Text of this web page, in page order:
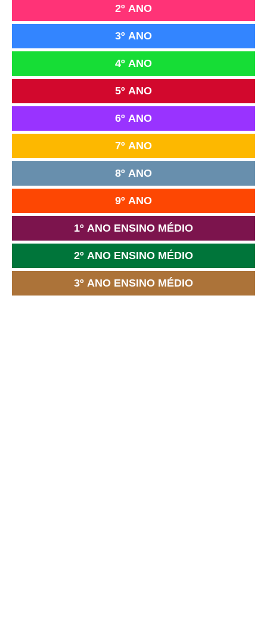
2º ANO
3º ANO
4º ANO
5º ANO
6º ANO
7º ANO
8º ANO
9º ANO
1º ANO ENSINO MÉDIO
2º ANO ENSINO MÉDIO
3º ANO ENSINO MÉDIO